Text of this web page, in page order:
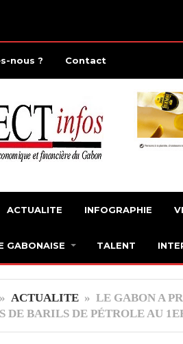
nous ? Contact
ACTUALITE INFOGRAPHIE
GABONAISE TALENT
» ACTUALITE » LE GABON A
DE BARILS DE PÉTROLE AU